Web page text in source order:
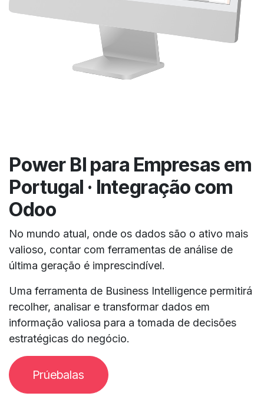
Power BI para Empresas em
Portugal · Integração com
Odoo
No mundo atual, onde os dados são o ativo mais
valioso, contar com ferramentas de análise de
última geração é imprescindível.
Uma ferramenta de Business Intelligence permitirá
recolher, analisar e transformar dados em
informação valiosa para a tomada de decisões
estratégicas do negócio.
Prúebalas